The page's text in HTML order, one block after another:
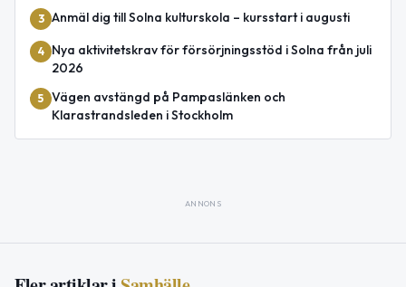
3 Anmäl dig till Solna kulturskola – kursstart i augusti
4
Nya aktivitetskrav för försörjningsstöd i Solna från juli
2026
5 Vägen avstängd på Pampaslänken och
Klarastrandsleden i Stockholm
ANNONS